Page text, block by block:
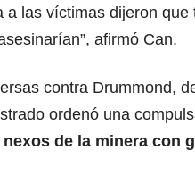
las víctimas dijeron
afirmó Can.
contra Drummond,
ordenó una
de la minera con